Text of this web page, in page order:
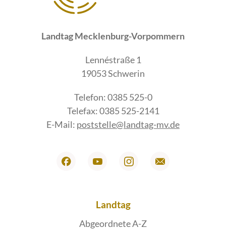
Landtag Mecklenburg-Vorpommern
Lennéstraße 1
19053 Schwerin
Telefon: 0385 525-0
Telefax: 0385 525-2141
E-Mail: poststelle@landtag-mv.de
Landtag
Abgeordnete A-Z